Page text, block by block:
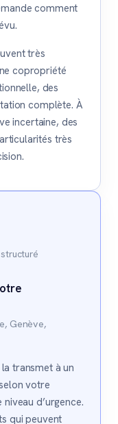
comment
très
copropriété
des
complète. À
incertaine, des
très
Genève,
transmet à un
votre
d’urgence.
qui peuvent